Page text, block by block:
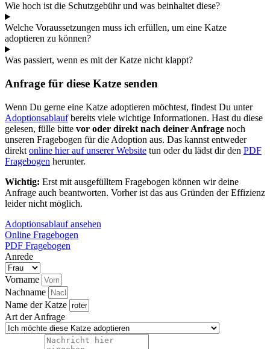
Wie hoch ist die Schutzgebühr und was beinhaltet diese?
Welche Voraussetzungen muss ich erfüllen, um eine Katze
adoptieren zu können?
Was passiert, wenn es mit der Katze nicht klappt?
Anfrage für diese Katze senden
Wenn Du gerne eine Katze adoptieren möchtest, findest Du unter
Adoptionsablaufbereits viele wichtige Informationen. Hast du diese
gelesen, fülle bitte vor oder direkt nach deiner Anfrage noch
unseren Fragebogen für die Adoption aus. Das kannst entweder
direkt online hier auf unserer Website tun oder du lädst dir den PDF
Fragebogen herunter.
Wichtig: Erst mit ausgefülltem Fragebogen können wir deine
Anfrage auch beantworten. Vorher ist das aus Gründen der Effizienz
leider nicht möglich.
Adoptionsablauf ansehen
Online Fragebogen
PDF Fragebogen
Anrede
Vorname
Nachname
Name der Katze
Art der Anfrage